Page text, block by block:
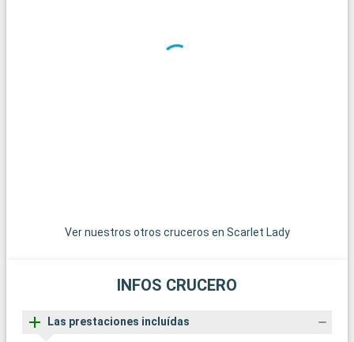
En los alrededores de Miami se ofrecen numerosas
Ver nuestros otros cruceros en Scarlet Lady
INFOS CRUCERO
Las prestaciones incluídas